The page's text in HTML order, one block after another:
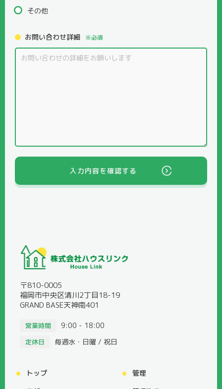
その他
お問い合わせ詳細 ※必須
入力内容を確認する
〒810-0005
福岡市中央区清川2丁目18-19
GRAND BASE天神南401
営業時間 9:00 - 18:00
定休日 毎週水・日曜 / 祝日
トップ
管理